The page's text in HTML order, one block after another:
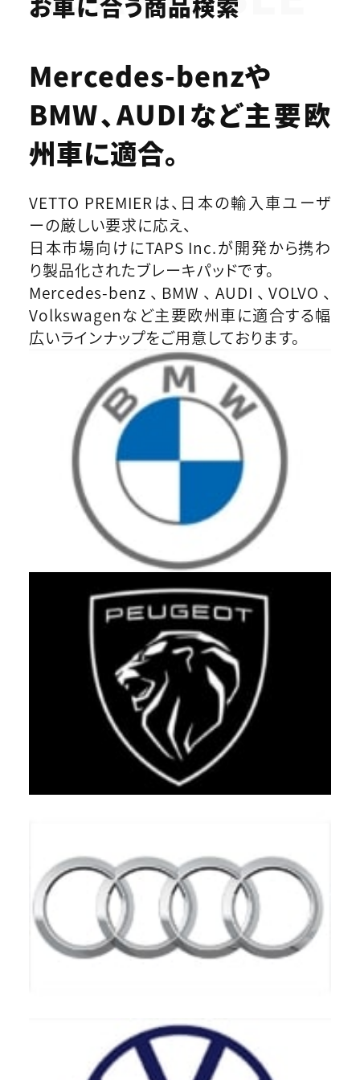
Mercedes-benzや
BMW、AUDIなど主要欧
州車に適合。
VETTO PREMIERは、日本の輸入車ユーザ
ーの厳しい要求に応え、
日本市場向けにTAPS Inc.が開発から携わ
り製品化されたブレーキパッドです。
Mercedes-benz、BMW、AUDI、VOLVO、
Volkswagenなど主要欧州車に適合する幅
広いラインナップをご用意しております。